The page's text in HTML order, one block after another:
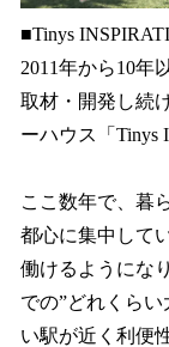
■Tinys
2011年から10年
取材・開発し続
ーハウス「Tinys
ここ数年で、暮
都心に集中して
働けるようにな
での”どれくら
い駅が近く利便